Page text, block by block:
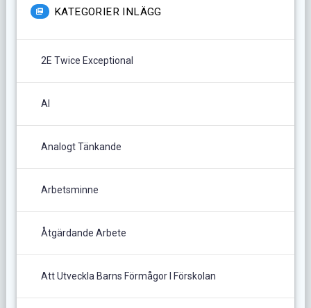
KATEGORIER INLÄGG
2E Twice Exceptional
AI
Analogt Tänkande
Arbetsminne
Åtgärdande Arbete
Att Utveckla Barns Förmågor I Förskolan